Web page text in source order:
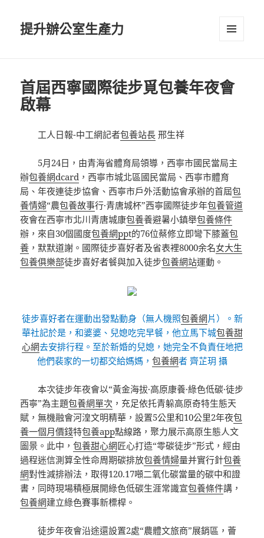
提升辦公室生產力
首屆西寧國際徒步覓包養年夜會
啟幕
工人日報-中工網記者包養站長 邢生祥
5月24日，由青海省體育局領導，西寧市國民當局主
辦包養網dcard ，西寧市城北區國民當局、西寧市體育
局、年夜連徒步協會、西寧市戶外活動協會承辦的首屆包
養情婦“農包養故事行·青唐城杯”西寧國際徒步年包養管道
夜會在西寧市北川青唐城康包養養避暑小鎮舉包養條件
辦，來自30個國度包養網ppt的76位蔡修立即彎下膝蓋包
養 ，默默道謝。國際徒步喜好者及省表裡8000余名女大生
包養俱樂部徒步喜好者餐與加入徒步包養網站運動。
徒步喜好者在運動出發點動身（無人機照包養網片）。新
華社記於是，和婆婆、兒媳吃完早餐，他立馬下城包養甜
心網去安排行程。至於新婚的兒媳，她完全不負責任地把
他們裴家的一切都交給媽媽， 包養網者 齊芷玥 攝
本次徒步年夜會以“黃金海拔·高原康養·綠色低碳·徒步
西寧”為主題包養網單次 ，充足依托青躲高原奇特生態天
賦，無機融會河湟文明精華，設置5公里和10公里2年夜包
養一個月價錢特包養app點線路，聚力展示高原生態人文
圖景。此中，包養甜心網匠心打造“零碳徒步”形式，經由
過程迷信測算全性命周期碳排放包養情婦量并實行針包養
網對性減排辦法，取得120.17噸二氧化碳當量的碳中和證
書，同時現場積極展開綠色低碳生涯常識宣包養條件講，
包養網建立綠色賽事新標桿。
徒步年夜會沿途還設置2處“農體文旅商”展銷區，薈